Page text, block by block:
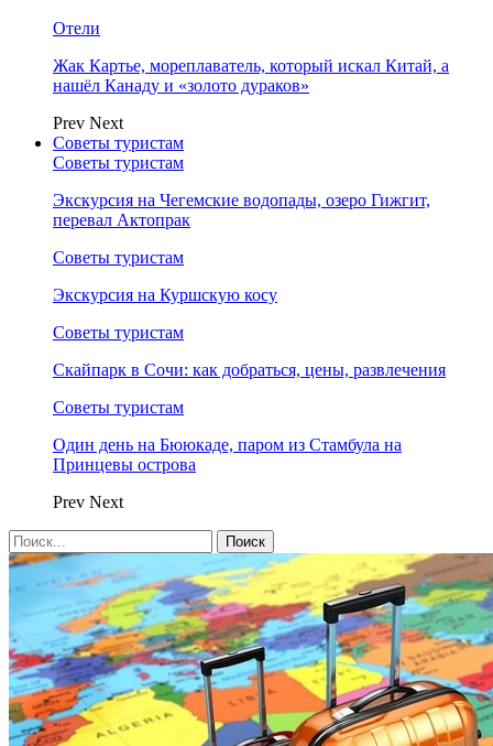
Отели
Жак Картье, мореплаватель, который искал Китай, а
нашёл Канаду и «золото дураков»
Prev Next
Советы туристам
Советы туристам
Экскурсия на Чегемские водопады, озеро Гижгит,
перевал Актопрак
Советы туристам
Экскурсия на Куршскую косу
Советы туристам
Скайпарк в Сочи: как добраться, цены, развлечения
Советы туристам
Один день на Бююкаде, паром из Стамбула на
Принцевы острова
Prev Next